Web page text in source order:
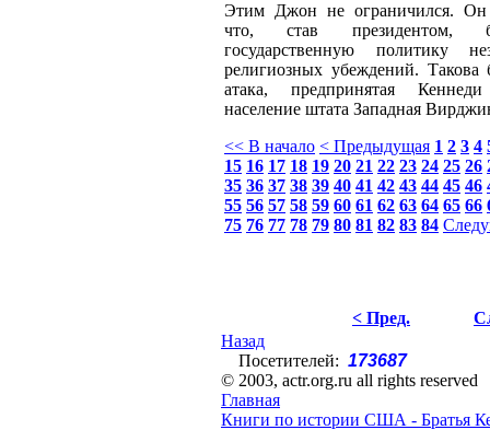
Этим Джон не ограничился. Он
что, став президентом,
государственную политику
религиозных убеждений. Такова
атака, предпринятая
население штата Западная
<< В начало < Предыдущая 1 2 3 4
15 16 17 18 19 20 21 22 23 24 25 26
35 36 37 38 39 40 41 42 43 44 45 46
55 56 57 58 59 60 61 62 63 64 65 66
75 76 77 78 79 80 81 82 83 84
< Пред.
Назад
Посетителей: 173687
© 2003, actr.org.ru all rights reserved
Главная
Книги по истории США - Братья